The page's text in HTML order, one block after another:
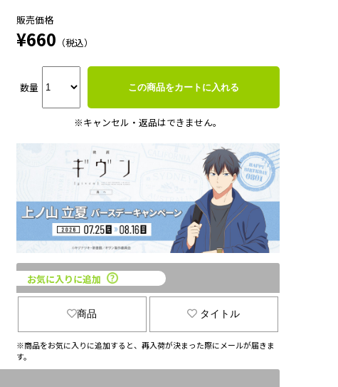
販売価格
¥660 （税込）
数量 この商品をカートに入れる
※キャンセル・返品はできません。
お気に入りに追加
商品 タイトル
※商品をお気に入りに追加すると、再入荷が決まった際にメールが届きま
す。